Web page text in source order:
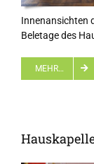
Innenansichten
Beletage des
MEHR…